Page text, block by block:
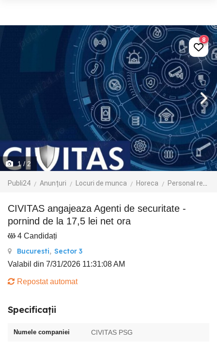
1 / 2
Publi24 Anunțuri Locuri de munca Horeca Personal receptie si administratie
8
CIVITAS angajeaza Agenti de securitate -
pornind de la 17,5 lei net ora
4 Candidați
Bucuresti, Sector 3
Valabil din 7/31/2026 11:31:08 AM
Repostat automat
Specificații
Numele companiei CIVITAS PSG